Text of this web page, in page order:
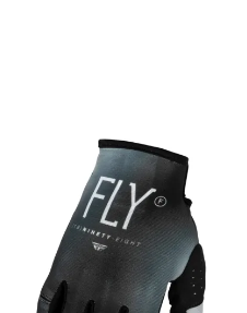
Добави в любими
Сравни продукт
Quick View